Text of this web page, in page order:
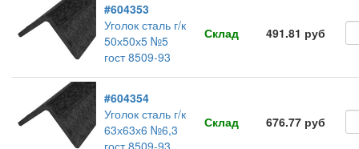
#604353
Уголок сталь г/к
50х50х5 №5
гост 8509-93
Склад 491.81 руб
#604354
Уголок сталь г/к
63х63х6 №6,3
гост 8509-93
Склад 676.77 руб